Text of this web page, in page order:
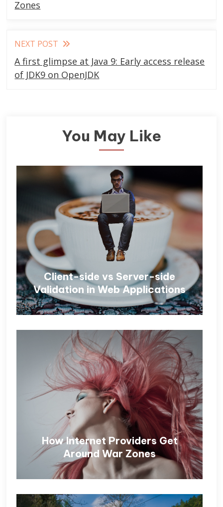
articles
Zones
NEXT POST
A first glimpse at Java 9: Early access release
of JDK9 on OpenJDK
You May Like
Client-side vs Server-side
Validation in Web Applications
How Internet Providers Get
Around War Zones